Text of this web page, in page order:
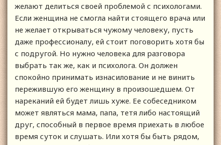
желают делиться своей проблемой с психологами.
Если женщина не смогла найти стоящего врача или
не желает открываться чужому человеку, пусть
даже профессионалу, ей стоит поговорить хотя бы
с подругой. Но нужно человека для разговора
выбрать так же, как и психолога. Он должен
спокойно принимать изнасилование и не винить
пережившую его женщину в произошедшем. От
нареканий ей будет лишь хуже. Ее собеседником
может являться мама, папа, тетя либо настоящий
друг, способный в первое время приехать в любое
время суток и слушать. Или хотя бы быть рядом,